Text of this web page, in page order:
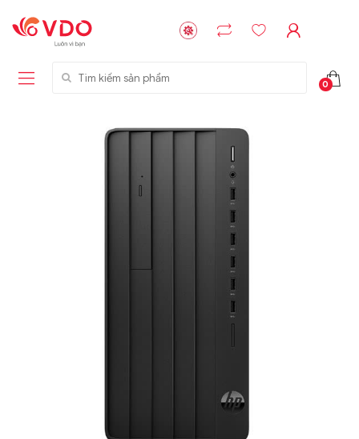
Tìm kiếm sản phẩm
0
Liên hệ
GIGABYTE
G593-ZD1 (rev.
AAX1)